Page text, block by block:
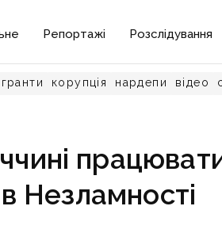
Репортажі Розслідування
гранти корупція нардепи відео
Незламності